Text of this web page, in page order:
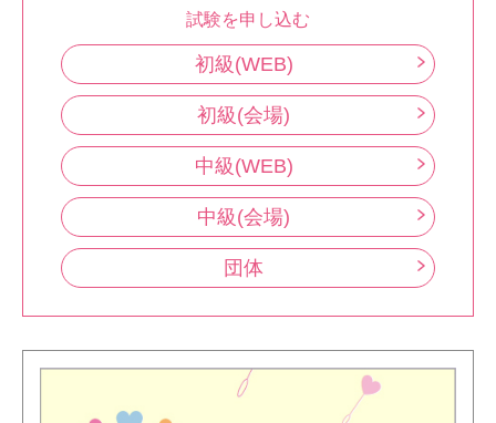
試験を申し込む
初級(WEB)
初級(会場)
中級(WEB)
中級(会場)
団体